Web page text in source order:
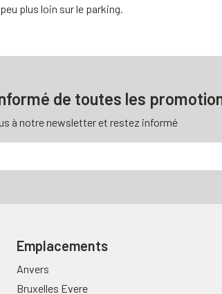
plus loin sur le parking.
de toutes les
à notre newsletter et restez informé
Emplacements
Anvers
Bruxelles Evere